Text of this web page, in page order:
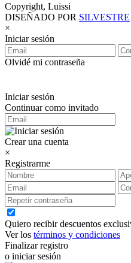
Copyright, Luissi
DISEÑADO POR SILVESTRE
×
Iniciar sesión
Olvidé mi contraseña
Iniciar sesión
Continuar como invitado
Crear una cuenta
×
Registrarme
Quiero recibir descuentos
Ver los términos y condiciones
Finalizar registro
o iniciar sesión